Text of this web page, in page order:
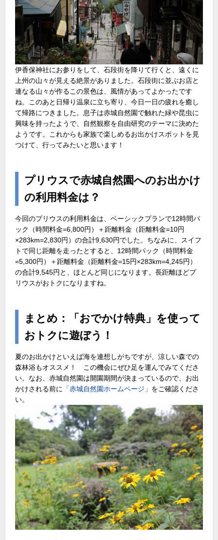
伊香保神社にお参りをして、石段街を降りて行くと、遠くに
上州の山々が見える絶景がありました。石段街に並ぶお店と
連なる山々が作るこの景色は、風情があってよかったです
ね。このあと日帰り温泉に立ち寄り、今日一日の疲れを癒し
て帰路につきました。息子は赤城自然園で触れた緑や昆虫に
興味を持ったようで、自然観察を自由研究のテーマに決めた
ようです。これからも家族で楽しめるお出かけスポットを見
つけて、行ってみたいと思います！
プリウスで赤城自然園へのお出かけ
の利用料金は？
今回のプリウスの利用料金は、ベーシックプランで12時間パ
ック（時間料金=6,800円）＋距離料金（距離料金=10円
×283km=2,830円）の合計9,630円でした。ちなみに、スイフ
トで同じ距離を走ったとすると、12時間パック（時間料金
=5,300円）＋距離料金（距離料金=15円×283km=4,245円）
の合計9,545円と、ほとんど同じになります。長距離ほどプ
リウスがおトクになりますね。
まとめ：「おでかけ特典」を使って
おトクに遊ぼう！
夏のお出かけといえば海を連想しがちですが、涼しい森での
森林浴もオススメ！ この機会にぜひ足を運んでみてくださ
い。なお、赤城自然園は開園期間が決まっているので、お出
かけされる前に
「赤城自然園ホームページ」 をご確認くださ
い。